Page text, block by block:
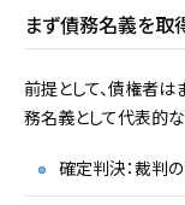
まず債務名義を取
前提として、債権者
務名義として代表的な
確定判決：裁判